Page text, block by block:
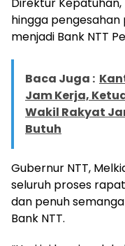
Direktur
hingga pengesahan
menjadi Bank NTT
Baca Juga :
Jam Kerja,
Wakil Rakyat
Butuh
Gubernur NTT,
seluruh proses
dan penuh
Bank NTT.